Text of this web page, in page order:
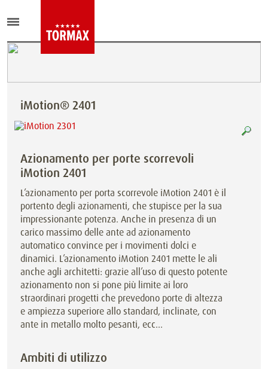
iMotion® 2401
Azionamento per porte scorrevoli
iMotion 2401
L’azionamento per porta scorrevole iMotion 2401 è il
portento degli azionamenti, che stupisce per la sua
impressionante potenza. Anche in presenza di un
carico massimo delle ante ad azionamento
automatico convince per i movimenti dolci e
dinamici. L’azionamento iMotion 2401 mette le ali
anche agli architetti: grazie all’uso di questo potente
azionamento non si pone più limite ai loro
straordinari progetti che prevedono porte di altezza
e ampiezza superiore allo standard, inclinate, con
ante in metallo molto pesanti, ecc...
Ambiti di utilizzo